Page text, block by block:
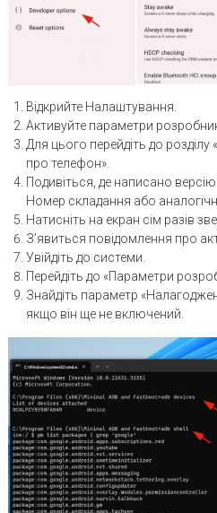
Відкрийте Налаштування.
Активуйте параметри
Для цього перейдіть до
про телефон».
Подивіться, де написано
Номер складання або
Натисніть на екран сім разів
З’явиться повідомлення про
Увійдіть до системи.
Перейдіть до «Параметри
Знайдіть параметр
якщо він ще не включений.